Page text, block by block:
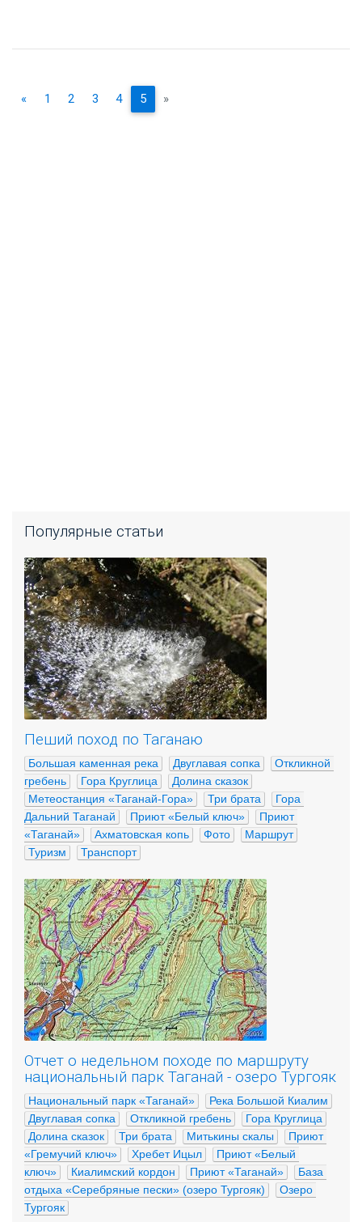
« 1 2 3 4 5 »
Популярные статьи
Пеший поход по Таганаю
Большая каменная река Двуглавая сопка
Откликной
гребень
Гора Круглица
Долина сказок
Метеостанция «Таганай-Гора»
Три брата
Гора
Дальний Таганай
Приют «Белый ключ»
Приют
«Таганай»
Ахматовская копь Фото
Маршрут
Туризм
Транспорт
Отчет о недельном походе по маршруту
национальный парк Таганай - озеро Тургояк
Национальный парк «Таганай»
Река Большой Киалим
Двуглавая сопка
Откликной гребень
Гора Круглица
Долина сказок
Три брата Митькины скалы
Приют
«Гремучий ключ»
Хребет Ицыл
Приют «Белый
ключ»
Киалимский кордон Приют «Таганай»
База
отдыха «Серебряные пески» (озеро Тургояк)
Озеро
Тургояк